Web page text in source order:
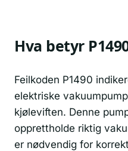
Hva betyr
Feilkoden P1490
elektriske
kjøleviften. Denne
opprettholde riktig
er nødvendig for